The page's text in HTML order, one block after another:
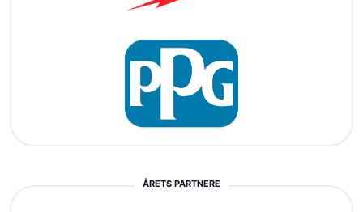
ÅRETS PARTNERE